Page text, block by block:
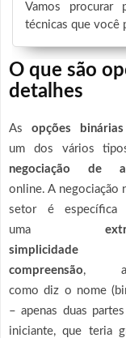
Vamos procurar
técnicas que você
O que são
detalhes
As opções binárias
um dos vários
negociação de
online. A negociação
setor é específica
uma
simplicidade
compreensão,
como diz o nome
– apenas duas
iniciante, que teria